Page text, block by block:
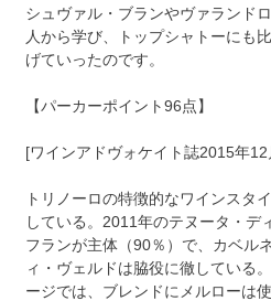
シュヴァル・ブランやヴァランド
人から学び、トップシャトーにも
げていったのです。
【パーカーポイント96点】
[ワインアドヴォケイト誌2015年
トリノーロの特徴的なワインスタ
している。2011年のテヌータ・デ
フランが主体（90％）で、カベル
ィ・ヴェルドは脇役に徹している
ージでは、ブレンドにメルローは